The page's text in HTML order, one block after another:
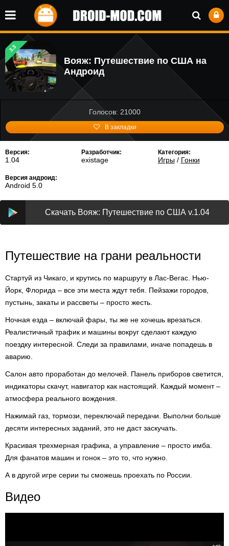
3.3
Вояж: Путешествие по США на
Андроид
Голосов: 21000
В закладки
Версия:
1.04
Разработчик:
existage
Категория:
Игры/ Гонки
Версия андроид:
Android 5.0
Скачать Вояж: Путешествие по США v.1.04
Путешествие на грани реальности
Стартуй из Чикаго, и крутись по маршруту в Лас-Вегас. Нью-
Йорк, Флорида – все эти места ждут тебя. Пейзажи городов,
пустынь, закаты и рассветы – просто жесть.
Ночная езда – включай фары, ты же не хочешь врезаться.
Реалистичный трафик и машины вокруг сделают каждую
поездку интересной. Следи за правилами, иначе попадешь в
аварию.
Салон авто проработан до мелочей. Панель приборов светится,
индикаторы скачут, навигатор как настоящий. Каждый момент –
атмосфера реального вождения.
Нажимай газ, тормози, переключай передачи. Выполни больше
десяти интересных заданий, это не даст заскучать.
Красивая трехмерная графика, а управление – просто имба.
Для фанатов машин и гонок – это то, что нужно.
А в другой игре серии ты сможешь проехать по России.
Видео